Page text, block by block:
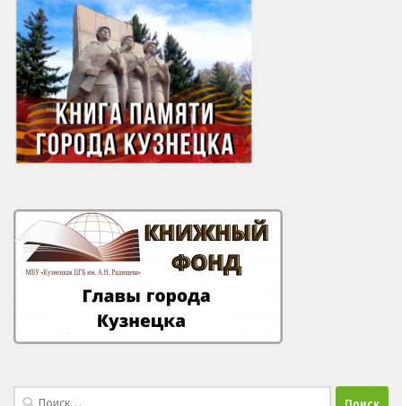
Найти: